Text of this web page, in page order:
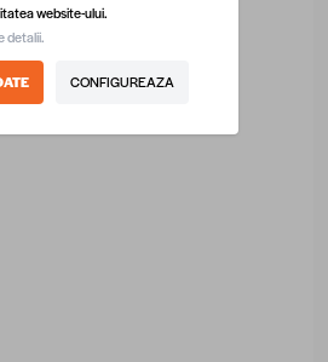
website-ului.
detalii.
CONFIGUREAZA